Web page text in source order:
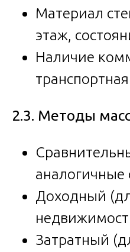
Материал
этаж,
Наличие
2.3. Методы
аналогичные
Доходный
Затратный